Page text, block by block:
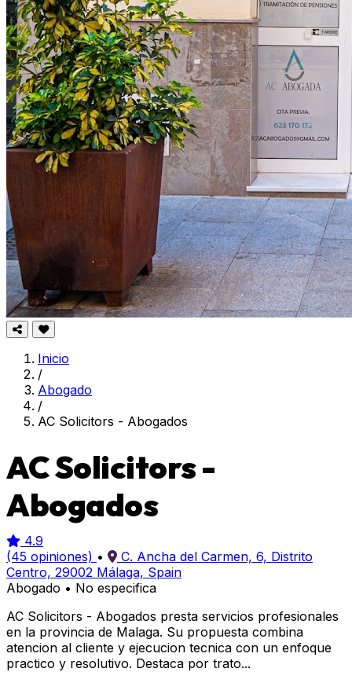
Inicio
/
Abogado
/
AC Solicitors - Abogados
AC Solicitors -
Abogados
4.9
(45 opiniones) •
C. Ancha del Carmen, 6, Distrito
Centro, 29002 Málaga, Spain
Abogado • No especifica
AC Solicitors - Abogados presta servicios profesionales
en la provincia de Malaga. Su propuesta combina
atencion al cliente y ejecucion tecnica con un enfoque
practico y resolutivo. Destaca por trato...